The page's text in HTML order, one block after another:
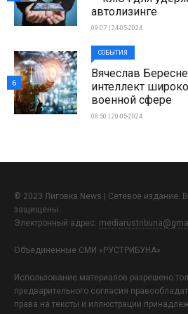
автолизинге
09:07 | 24-05-2024
СОБЫТИЯ
Вячеслав
интеллект
военной сфере
08:50 | 20-05-2024
6
© 2023 Лиговка News | Сетевое издание.
защищены.
Электронный адрес:
Объединенные СМИ «РУСТРИБУНА»
Использование материалов разрешено
предварительного согласия
права на тексты и иллюстрации